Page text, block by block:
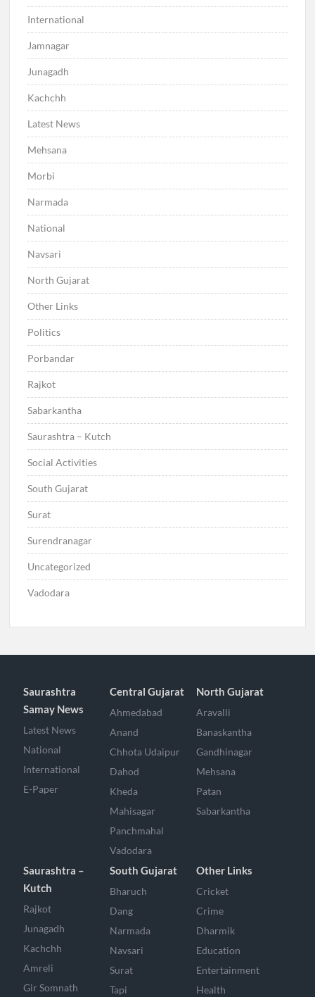
International
Jamnagar
Junagadh
Kachchh
Latest News
Mehsana
Morbi
Narmada
National
Navsari
North Gujarat
Other Links
Politics
Porbandar
Rajkot
Sabarkantha
Saurashtra – Kutch
Social Activities
South Gujarat
Surat
Surendranagar
Uncategorized
Vadodara
Saurashtra
Samay News
Latest News
National
International
E-Paper
Central Gujarat
Ahmedabad
Anand
Chhota Udaipur
Dahod
Kheda
Mahisagar
Panchmahal
Vadodara
North Gujarat
Aravalli
Banaskantha
Gandhinagar
Mehsana
Patan
Sabarkantha
Saurashtra –
Kutch
Rajkot
Junagadh
Kachchh
Amreli
Gir Somnath
South Gujarat
Bharuch
Dang
Narmada
Navsari
Surat
Tapi
Other Links
Cricket
Crime
Dharmik
Education
Entertainment
Health